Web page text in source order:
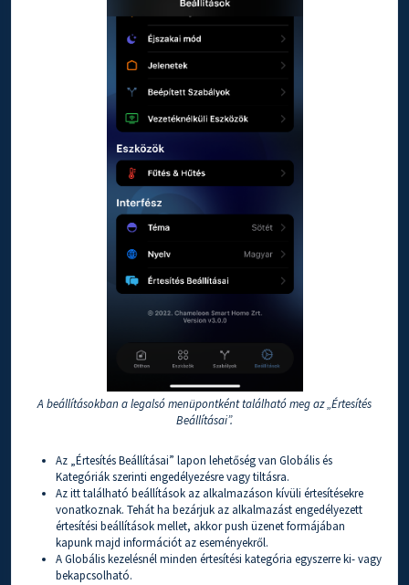
A beállításokban a legalsó menüpontként található meg az „Értesítés
Beállításai”.
Az „Értesítés Beállításai” lapon lehetőség van Globális és
Kategóriák szerinti engedélyezésre vagy tiltásra.
Az itt található beállítások az alkalmazáson kívüli értesítésekre
vonatkoznak. Tehát ha bezárjuk az alkalmazást engedélyezett
értesítési beállítások mellet, akkor push üzenet formájában
kapunk majd információt az eseményekről.
A Globális kezelésnél minden értesítési kategória egyszerre ki- vagy
bekapcsolható.